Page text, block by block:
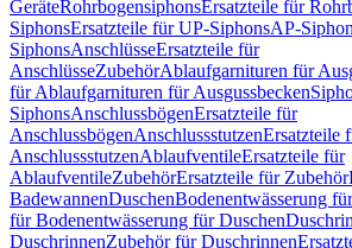
GeräteRohrbogensiphonsErsatzteile für
SiphonsErsatzteile für UP-SiphonsAP-
SiphonsAnschlüsseErsatzteile für
AnschlüsseZubehörAblaufgarnituren für
für Ablaufgarnituren für Ausgussbecken
SiphonsAnschlussbögenErsatzteile für
AnschlussbögenAnschlussstutzenErsatzteile
AnschlussstutzenAblaufventileErsatzteile für
AblaufventileZubehörErsatzteile für Zubehör
BadewannenDuschenBodenentwässerung
für Bodenentwässerung für Duschen
DuschrinnenZubehör für Duschrinnen